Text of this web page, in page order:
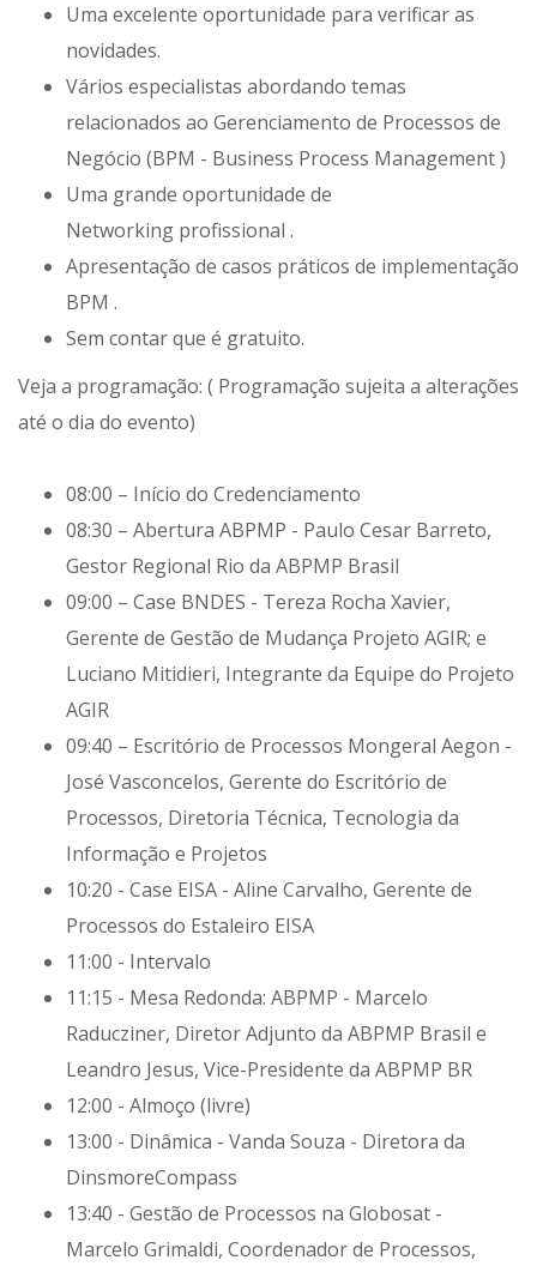
Uma excelente oportunidade para verificar as
novidades.
Vários especialistas abordando temas
relacionados ao Gerenciamento de Processos de
Negócio (BPM - Business Process Management )
Uma grande oportunidade de
Networking profissional .
Apresentação de casos práticos de implementação
BPM .
Sem contar que é gratuito.
Veja a programação: ( Programação sujeita a alterações
até o dia do evento)
08:00 – Início do Credenciamento
08:30 – Abertura ABPMP - Paulo Cesar Barreto,
Gestor Regional Rio da ABPMP Brasil
09:00 – Case BNDES - Tereza Rocha Xavier,
Gerente de Gestão de Mudança Projeto AGIR; e
Luciano Mitidieri, Integrante da Equipe do Projeto
AGIR
09:40 – Escritório de Processos Mongeral Aegon -
José Vasconcelos, Gerente do Escritório de
Processos, Diretoria Técnica, Tecnologia da
Informação e Projetos
10:20 - Case EISA - Aline Carvalho, Gerente de
Processos do Estaleiro EISA
11:00 - Intervalo
11:15 - Mesa Redonda: ABPMP - Marcelo
Raducziner, Diretor Adjunto da ABPMP Brasil e
Leandro Jesus, Vice-Presidente da ABPMP BR
12:00 - Almoço (livre)
13:00 - Dinâmica - Vanda Souza - Diretora da
DinsmoreCompass
13:40 - Gestão de Processos na Globosat -
Marcelo Grimaldi, Coordenador de Processos,